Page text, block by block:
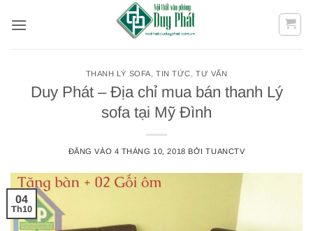
qua
THANH LÝ SOFA, TIN TỨC,TƯ VẤN
Duy Phát – Địa chỉ mua bán thanh Lý
sofa tại Mỹ Đình
ĐĂNG VÀO 4 THÁNG 10, 2018 BỞITUANCTV
04
Th10